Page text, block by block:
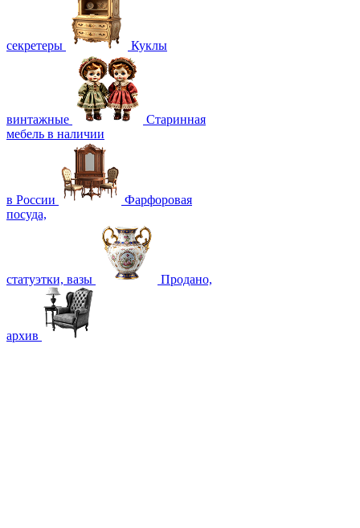
секретеры Куклы
винтажные
Старинная
мебель в наличии
в России
Фарфоровая
посуда,
статуэтки, вазы Продано,
архив